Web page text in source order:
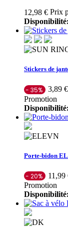
12,98 € Prix
Disponibilité:
Stickers de
- 35% 3,89 €
Promotion
Disponibilité:
Porte-bidon
- 20% 11,99
Promotion
Disponibilité: